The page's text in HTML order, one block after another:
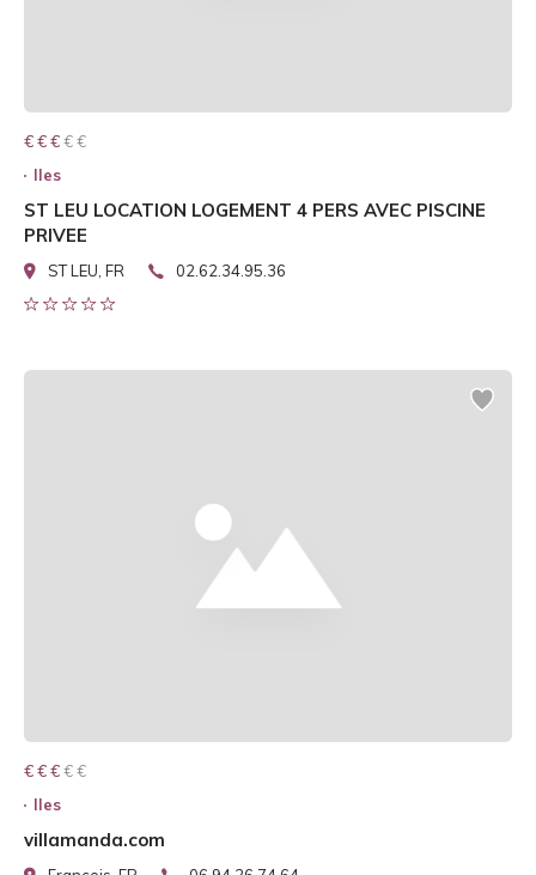
€ € € € €
€ € €
Iles
ST LEU LOCATION LOGEMENT 4 PERS AVEC PISCINE
PRIVEE
ST LEU, FR 02.62.34.95.36
€ € € € €
€ € €
Iles
villamanda.com